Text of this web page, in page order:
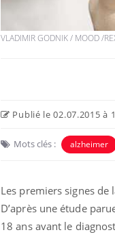
VLADIMIR GODNIK / MOOD /
Publié le 02.07.2015 à
Mots clés : alzheimer
Les premiers signes de
D’après une étude
18 ans avant le